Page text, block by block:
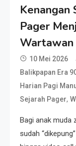
Kenangan
Pager
Wartawan
10 Mei 2026
Balikpapan Era
Harian Pagi
Sejarah Pager,
Bagi anak muda
sudah